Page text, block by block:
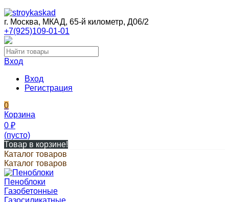
г. Москва, МКАД, 65-й километр, Д06/2
+7(925)109-01-01
Вход
Вход
Регистрация
0
Корзина
0 ₽
(пусто)
Товар в корзине!
Каталог товаров
Каталог товаров
Пеноблоки
Газобетонные
Газосиликатные